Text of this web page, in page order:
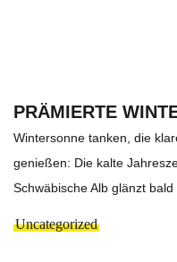
PRÄMIERTE
Wintersonne tanken, die
genießen: Die kalte
Schwäbische Alb glänzt bald
Uncategorized